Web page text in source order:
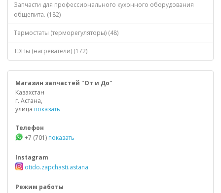
Запчасти для профессионального кухонного оборудования
общепита. (182)
Термостаты (терморегуляторы) (48)
ТЭНы (нагреватели) (172)
Магазин запчастей "От и До"
Казахстан
г. Астана,
улица показать
Телефон
+7 (701) показать
Instagram
otido.zapchasti.astana
Режим работы